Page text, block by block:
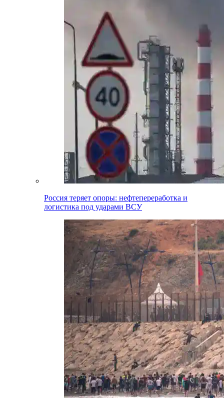
Россия теряет опоры: нефтепереработка и
логистика под ударами ВСУ